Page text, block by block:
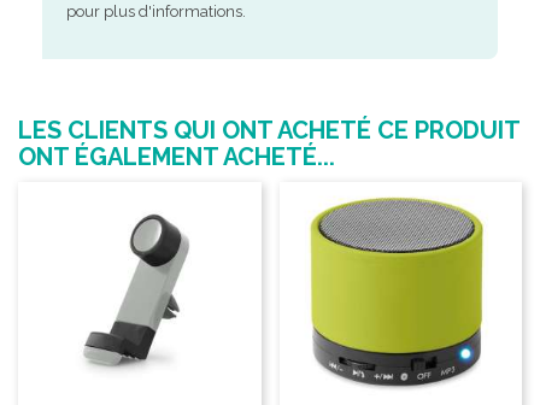
pour plus d'informations.
LES CLIENTS QUI ONT ACHETÉ CE PRODUIT
ONT ÉGALEMENT ACHETÉ...